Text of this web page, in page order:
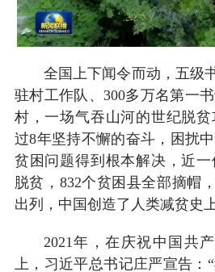
全国上下闻令而动，五级
驻村工作队、300多万名第一
村，一场气吞山河的世纪脱
过8年坚持不懈的奋斗，困扰
贫困问题得到根本解决，近
脱贫，832个贫困县全部摘帽
出列，中国创造了人类减贫史
2021年，在庆祝中国共
上，习近平总书记庄严宣告